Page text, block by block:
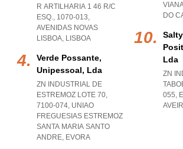
R ARTILHARIA 1 46 R/C
ESQ., 1070-013,
AVENIDAS NOVAS
LISBOA, LISBOA
Verde Possante,
Unipessoal, Lda
ZN INDUSTRIAL DE
ESTREMOZ LOTE 70,
7100-074, UNIAO
FREGUESIAS ESTREMOZ
SANTA MARIA SANTO
ANDRE, EVORA
DO
Lda
ZN
055,